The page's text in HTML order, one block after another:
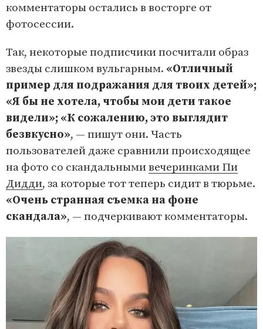
комментаторы остались в восторге от
фотосессии.
Так, некоторые подписчики посчитали образ
звезды слишком вульгарным. «Отличный
пример для подражания для твоих детей»;
«Я бы не хотела, чтобы мои дети такое
видели»; «К сожалению, это выглядит
безвкусно», — пишут они. Часть
пользователей даже сравнили происходящее
на фото со скандальнымивечеринками Пи
Дидди, за которые тот теперь сидит в тюрьме.
«Очень странная съемка на фоне
скандала», — подчеркивают комментаторы.